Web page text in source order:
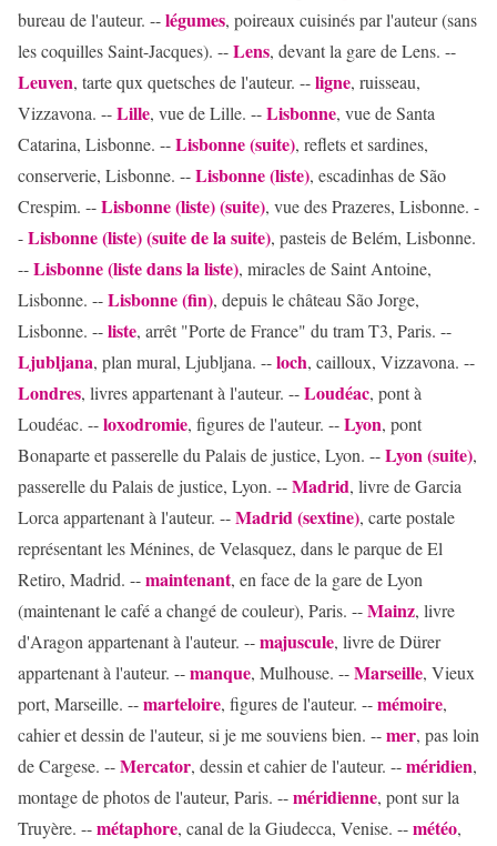
bureau de l'auteur. --légumes, poireaux cuisinés par l'auteur (sans
les coquilles Saint-Jacques). --Lens, devant la gare de Lens. --
Leuven, tarte qux quetsches de l'auteur. --ligne, ruisseau,
Vizzavona. --Lille, vue de Lille. --Lisbonne, vue de Santa
Catarina, Lisbonne. --Lisbonne (suite), reflets et sardines,
conserverie, Lisbonne. --Lisbonne (liste), escadinhas de São
Crespim. --Lisbonne (liste) (suite), vue des Prazeres, Lisbonne. -
-Lisbonne (liste) (suite de la suite), pasteis de Belém, Lisbonne.
--Lisbonne (liste dans la liste), miracles de Saint Antoine,
Lisbonne. --Lisbonne (fin), depuis le château São Jorge,
Lisbonne. --liste, arrêt "Porte de France" du tram T3, Paris. --
Ljubljana, plan mural, Ljubljana. --loch, cailloux, Vizzavona. --
Londres, livres appartenant à l'auteur. --Loudéac, pont à
Loudéac. --loxodromie, figures de l'auteur. --Lyon, pont
Bonaparte et passerelle du Palais de justice, Lyon. --Lyon (suite),
passerelle du Palais de justice, Lyon. --Madrid, livre de Garcia
Lorca appartenant à l'auteur. --Madrid (sextine), carte postale
représentant les Ménines, de Velasquez, dans le parque de El
Retiro, Madrid. --maintenant, en face de la gare de Lyon
(maintenant le café a changé de couleur), Paris. --Mainz, livre
d'Aragon appartenant à l'auteur. --majuscule, livre de Dürer
appartenant à l'auteur. --manque, Mulhouse. --Marseille, Vieux
port, Marseille. --marteloire, figures de l'auteur. --mémoire,
cahier et dessin de l'auteur, si je me souviens bien. --mer, pas loin
de Cargese. --Mercator, dessin et cahier de l'auteur. --méridien,
montage de photos de l'auteur, Paris. --méridienne, pont sur la
Truyère. --métaphore, canal de la Giudecca, Venise. --météo,